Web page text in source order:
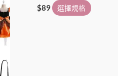
品
頁
面
選
擇
選
$89 選擇規格
品